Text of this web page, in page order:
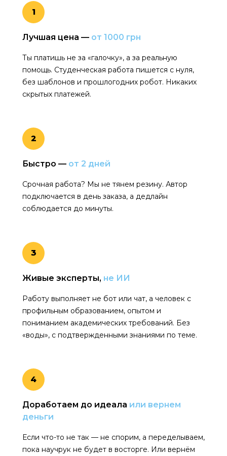
1
Лучшая цена — от 1000 грн
Ты платишь не за «галочку», а за реальную
помощь. Студенческая работа пишется с нуля,
без шаблонов и прошлогодних робот. Никаких
скрытых платежей.
2
Быстро — от 2 дней
Срочная работа? Мы не тянем резину. Автор
подключается в день заказа, а дедлайн
соблюдается до минуты.
3
Живые эксперты, не ИИ
Работу выполняет не бот или чат, а человек с
профильным образованием, опытом и
пониманием академических требований. Без
«воды», с подтвержденными знаниями по теме.
4
Доработаем до идеала или вернем
деньги
Если что-то не так — не спорим, а переделываем,
пока научрук не будет в восторге. Или вернём